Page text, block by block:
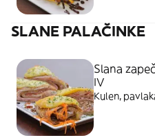
SLANE PALAČINKE
Slana
IV
Kulen,